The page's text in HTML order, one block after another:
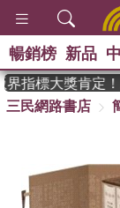
暢銷榜 新品
指標大獎肯定！
三民網路書店